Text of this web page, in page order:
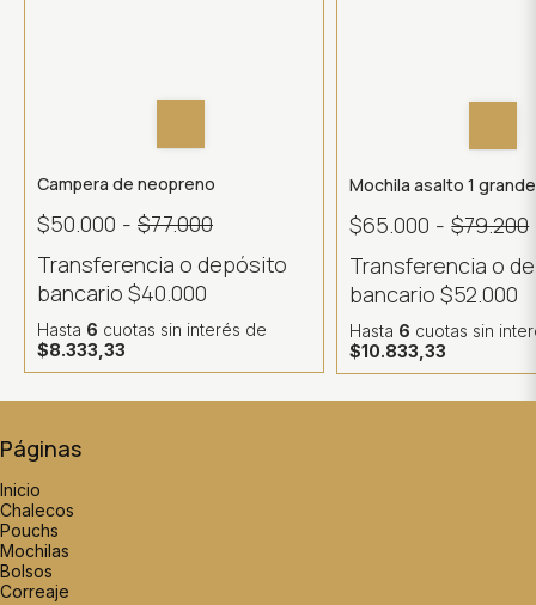
Campera de neopreno
$50.000 - $77.000
Transferencia o depósito
bancario $40.000
Hasta 6 cuotas sin interés de
$8.333,33
Mochila asalto 1 grande
$65.000 - $79.200
Transferencia o
bancario$52.000
Hasta 6 cuotas sin
$10.833,33
Páginas
Inicio
Chalecos
Pouchs
Mochilas
Bolsos
Correaje